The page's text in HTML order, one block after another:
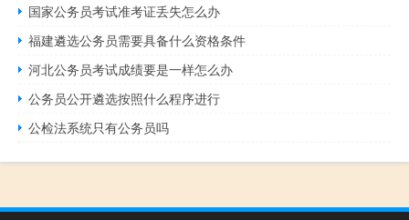
国家公务员考试准考证丢失怎么办
福建遴选公务员需要具备什么资格条件
河北公务员考试成绩要是一样怎么办
公务员公开遴选按照什么程序进行
公检法系统只有公务员吗